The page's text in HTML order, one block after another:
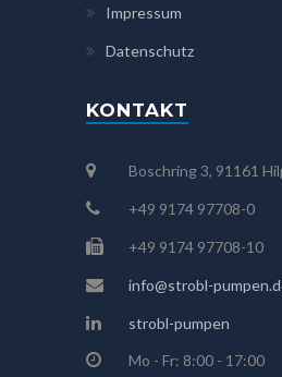
Impressum
Datenschutz
KONTAKT
Boschring 3, 91161
+49 9174 97708-0
+49 9174 97708-10
info@strobl-
strobl-pumpen
Mo - Fr: 8:00 - 17:00